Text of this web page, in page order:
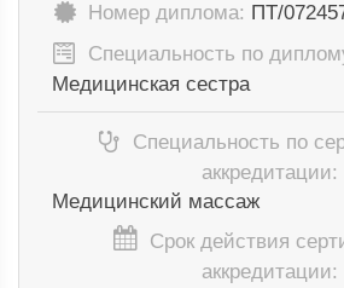
Номер диплома: ПТ/
Специальность по
Медицинская сестра
Специальность по
аккредитации:
Медицинский массаж
Срок действия
аккредитации: